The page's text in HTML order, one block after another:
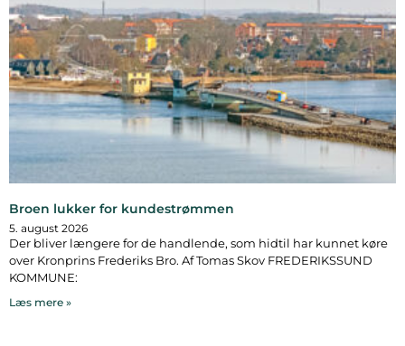
Broen lukker for kundestrømmen
5. august 2026
Der bliver længere for de handlende, som hidtil har kunnet køre
over Kronprins Frederiks Bro. Af Tomas Skov FREDERIKSSUND
KOMMUNE:
Læs mere »